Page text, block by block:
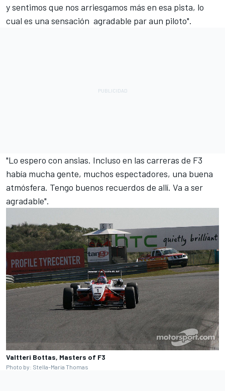
y sentimos que nos arriesgamos más en esa pista, lo
cual es una sensación agradable par aun piloto".
"Lo espero con ansias. Incluso en las carreras de F3
había mucha gente, muchos espectadores, una buena
atmósfera. Tengo buenos recuerdos de allí. Va a ser
agradable".
Valtteri Bottas, Masters of F3
Photo by: Stella-Maria Thomas